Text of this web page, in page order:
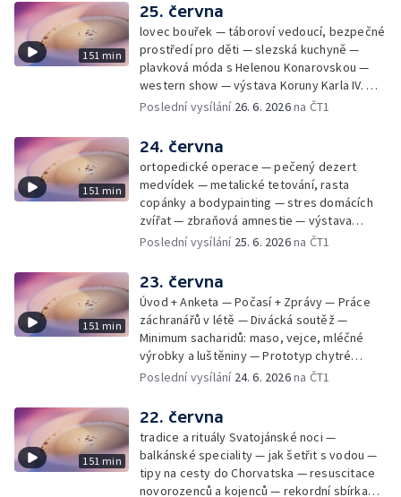
151 min
25. června
lovec bouřek — táboroví vedoucí, bezpečné
prostředí pro děti — slezská kuchyně —
plavková móda s Helenou Konarovskou —
western show — výstava Koruny Karla IV. —
mladý lezecký fenomén Josef Šindel
Poslední vysílání 26. 6. 2026na ČT1
151 min
24. června
ortopedické operace — pečený dezert
medvídek — metalické tetování, rasta
copánky a bodypainting — stres domácích
zvířat — zbraňová amnestie — výstava
mikrofotografií rostlin — fenomenální
Poslední vysílání 25. 6. 2026na ČT1
151 min
23. června
Úvod + Anketa — Počasí + Zprávy — Práce
záchranářů v létě — Divácká soutěž —
Minimum sacharidů: maso, vejce, mléčné
výrobky a luštěniny — Prototyp chytré
vložky do bot pro běžce — Anketa +
záchranářů v létě — Divácká soutěž —
Minimum sacharidů: maso, vejce, mléčné
výrobky a luštěniny — Jak se udržet v
kondici v létě bez posilovny — Prototyp
chytré vložky do bot pro běžce — Anketa +
Poslední vysílání 24. 6. 2026na ČT1
151 min
22. června
tradice a rituály Svatojánské noci —
balkánské speciality — jak šetřit s vodou —
tipy na cesty do Chorvatska — resuscitace
novorozenců a kojenců — rekordní sbírka